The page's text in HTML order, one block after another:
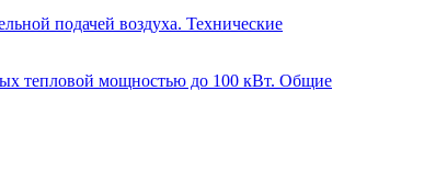
подачей воздуха. Технические
тепловой мощностью до 100 кВт. Общие